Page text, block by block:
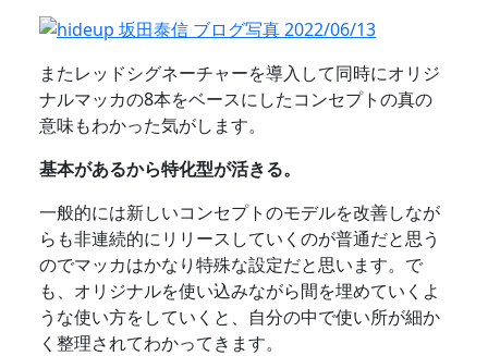
またレッドシグネーチャーを導入して同時にオリジ
ナルマッカの8本をベースにしたコンセプトの真の
意味もわかった気がします。
基本があるから特化型が活きる。
一般的には新しいコンセプトのモデルを改善しなが
らも非連続的にリリースしていくのが普通だと思う
のでマッカはかなり特殊な設定だと思います。で
も、オリジナルを使い込みながら間を埋めていくよ
うな使い方をしていくと、自分の中で使い所が細か
く整理されてわかってきます。